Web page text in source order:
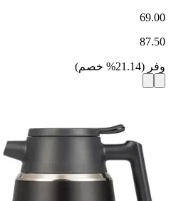
69.00
87.50
وفر (
21.14
% خصم)